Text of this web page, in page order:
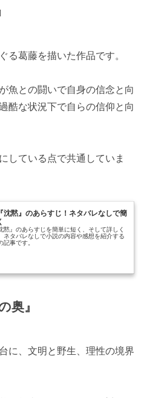
る葛藤を描いた作品です。
魚との闘いで自身の信念と向
酷な状況下で自らの信仰と向
している点で共通していま
沈黙』のあらすじ！ネタバレなしで簡
黙』のあらすじを簡単に短く、そして詳しく
ネタバレなしで小説の内容や感想を紹介する
記事です。
奥』
に、文明と野生、理性の境界